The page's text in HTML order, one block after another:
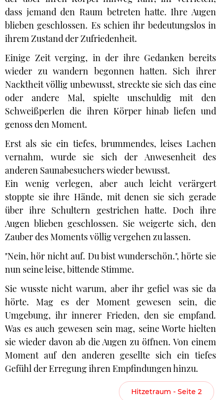
dass jemand den Raum betreten hatte. Ihre Augen
blieben geschlossen. Es schien ihr bedeutungslos in
ihrem Zustand der Zufriedenheit.
Einige Zeit verging, in der ihre Gedanken bereits
wieder zu wandern begonnen hatten. Sich ihrer
Nacktheit völlig unbewusst, streckte sie sich das eine
oder andere Mal, spielte unschuldig mit den
Schweißperlen die ihren Körper hinab liefen und
genoss den Moment.
Erst als sie ein tiefes, brummendes, leises Lachen
vernahm, wurde sie sich der Anwesenheit des
anderen Saunabesuchers wieder bewusst.
Ein wenig verlegen, aber auch leicht verärgert
stoppte sie ihre Hände, mit denen sie sich gerade
über ihre Schultern gestrichen hatte. Doch ihre
Augen blieben geschlossen. Sie weigerte sich, den
Zauber des Moments völlig vergehen zu lassen.
"Nein, hör nicht auf. Du bist wunderschön.", hörte sie
nun seine leise, bittende Stimme.
Sie wusste nicht warum, aber ihr gefiel was sie da
hörte. Mag es der Moment gewesen sein, die
Umgebung, ihr innerer Frieden, den sie empfand.
Was es auch gewesen sein mag, seine Worte hielten
sie wieder davon ab die Augen zu öffnen. Von einem
Moment auf den anderen gesellte sich ein tiefes
Gefühl der Erregung ihren Empfindungen hinzu.
Hitzetraum - Seite 2